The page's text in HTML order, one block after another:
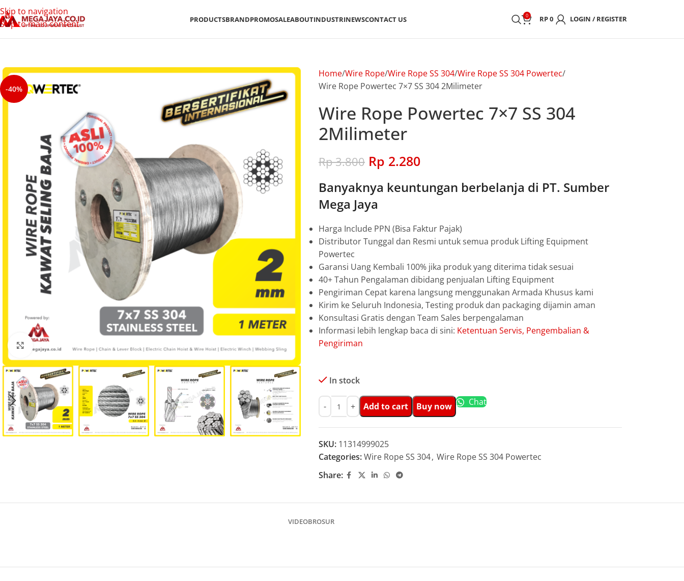
Skip to navigation
Skip to main content
PRODUCTSBRANDPROMOSALEABOUTINDUSTRINEWSCONTACT US 0 RP0 LOGIN / REGISTER
-40%
Click to enlarge
Home Wire Rope Wire Rope SS 304 Wire Rope SS 304 Powertec
Wire Rope Powertec 7×7 SS 304 2Milimeter
Wire Rope Powertec 7×7 SS 304
2Milimeter
Rp3.800 Rp 2.280
Banyaknya keuntungan berbelanja di PT. Sumber
Mega Jaya
Harga Include PPN (Bisa Faktur Pajak)
Distributor Tunggal dan Resmi untuk semua produk Lifting Equipment
Powertec
Garansi Uang Kembali 100% jika produk yang diterima tidak sesuai
40+ Tahun Pengalaman dibidang penjualan Lifting Equipment
Pengiriman Cepat karena langsung menggunakan Armada Khusus kami
Kirim ke Seluruh Indonesia, Testing produk dan packaging dijamin aman
Konsultasi Gratis dengan Team Sales berpengalaman
Informasi lebih lengkap baca di sini: Ketentuan Servis, Pengembalian &
Pengiriman
In stock
Add to cart Buy now Chat
SKU: 11314999025
Categories:Wire Rope SS 304, Wire Rope SS 304 Powertec
Share:
VIDEOBROSUR